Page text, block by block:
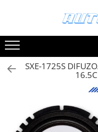
Montaj Sisteme Audio Auto
Accesorii interior
Covorase auto mocheta
Covorase cauciuc auto
Huse scaun auto dedicate
Odorizant Auto
SXE-1725S